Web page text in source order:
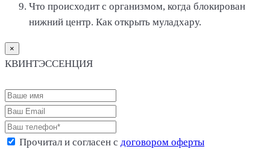
Что происходит с организмом, когда блокирован
нижний центр. Как открыть муладхару.
×
КВИНТЭССЕНЦИЯ
Прочитал и согласен с договором оферты